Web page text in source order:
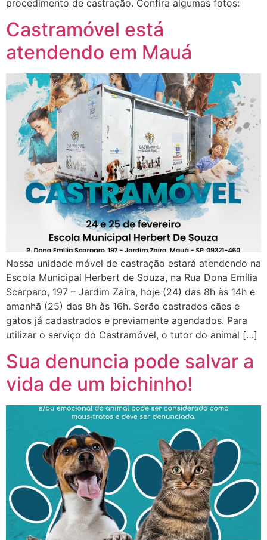
procedimento de castração. Confira algumas fotos:
Castramóvel está
atendendo em Mauá
Nossa unidade móvel de castração estará atendendo na
Escola Municipal Herbert de Souza, na Rua Dona Emília
Scarparo, 197 – Jardim Zaíra, hoje (24) das 8h às 14h e
amanhã (25) das 8h às 16h. Serão castrados cães e
gatos já cadastrados e previamente agendados. Para
utilizar o serviço do Castramóvel, o tutor do animal […]
Sua denuncia pode salvar a
vida de um bichinho!